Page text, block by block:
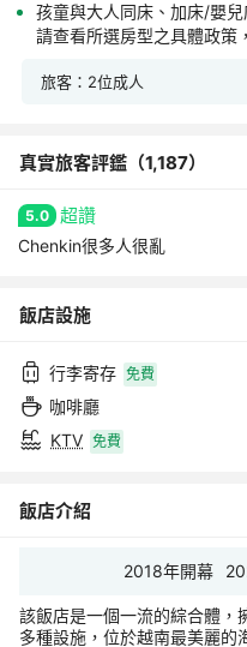
孩童與大人同床、加床/嬰
請查看所選房型之具體政策
旅客：2位成人
真實旅客評鑑（1,187）
5.0 超讚
Chenkin很多人很亂
飯店設施
行李寄存 免費
咖啡廳
KTV 免費
飯店介紹
2018年開幕
該飯店是一個一流的綜合體，
多種設施，位於越南最美麗的